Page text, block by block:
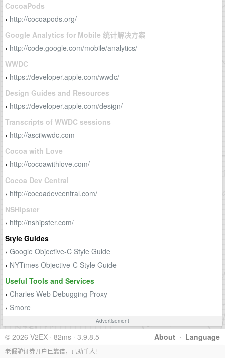
CocoaPods
› http://cocoapods.org/
Google Analytics for Mobile 统计解决方案
› http://code.google.com/mobile/analytics/
WWDC
› https://developer.apple.com/wwdc/
Design Guides and Resources
› https://developer.apple.com/design/
Transcripts of WWDC sessions
› http://asciiwwdc.com
Cocoa with Love
› http://cocoawithlove.com/
Cocoa Dev Central
› http://cocoadevcentral.com/
NSHipster
› http://nshipster.com/
Style Guides
› Google Objective-C Style Guide
› NYTimes Objective-C Style Guide
Useful Tools and Services
› Charles Web Debugging Proxy
› Smore
Advertisement
About · Language
© 2026 V2EX · 82ms · 3.9.8.5
老倔驴证券开户巨靠谱，已助千人!